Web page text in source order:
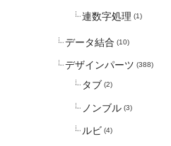
連数字処理 (1)
データ結合 (10)
デザインパーツ (388)
タブ (2)
ノンブル (3)
ルビ (4)